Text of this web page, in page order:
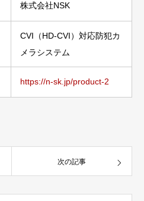
株式会社NSK
CVI（HD-CVI）対応防犯カ
メラシステム
https://n-sk.jp/product-2
次の記事